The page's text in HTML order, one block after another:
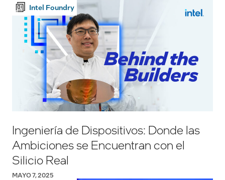
Intel Foundry
Ingeniería de Dispositivos: Donde las
Ambiciones se Encuentran con el
Silicio Real
MAYO 7, 2025